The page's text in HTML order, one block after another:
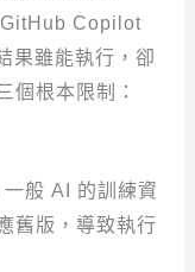
Copilot
果雖能執行，卻
個根本限制：
般 AI 的訓練資
舊版，導致執行